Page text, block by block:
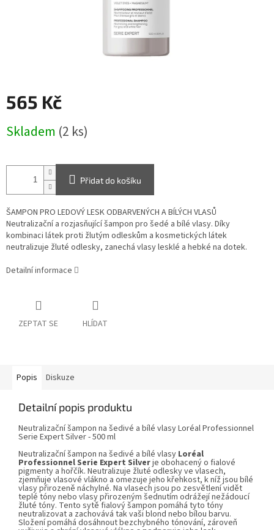
565 Kč
cena:
Skladem (2 ks)
Přidat do košíku
ŠAMPON PRO LEDOVÝ LESK ODBARVENÝCH A BÍLÝCH VLASŮ
Neutralizační a rozjasňující šampon pro šedé a bílé vlasy. Díky
kombinaci látek proti žlutým odleskům a kosmetických látek
neutralizuje žluté odlesky, zanechá vlasy lesklé a hebké na dotek.
Detailní informace
ZEPTAT SE HLÍDAT
Popis Diskuze
Detailní popis produktu
Neutralizační šampon na šedivé a bílé vlasy Loréal Professionnel
Serie Expert Silver - 500 ml
Neutralizační šampon na šedivé a bílé vlasy Loréal
Professionnel Serie Expert Silverje obohacený o fialové
pigmenty a hořčík. Neutralizuje žluté odlesky ve vlasech,
zjemňuje vlasové vlákno a omezuje jeho křehkost, k níž jsou bílé
vlasy přirozeně náchylné. Na vlasech jsou po zesvětlení vidět
teplé tóny nebo vlasy přirozeným šednutím odrážejí nežádoucí
žluté tóny. Tento sytě fialový šampon pomáhá tyto tóny
neutralizovat a zachovává tak vaši blond nebo bílou barvu.
Složení pomáhá dosáhnout bezchybného tónování, zároveň